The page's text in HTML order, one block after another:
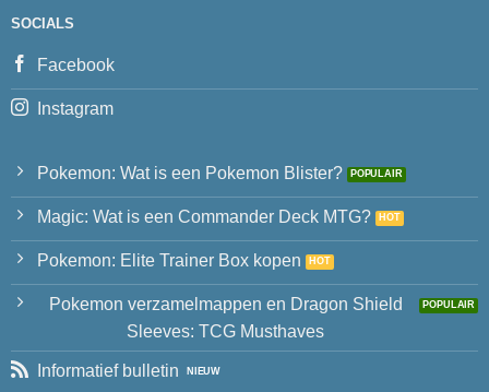
SOCIALS
Facebook
Instagram
Pokemon: Wat is een Pokemon Blister?
Magic: Wat is een Commander Deck MTG?
Pokemon: Elite Trainer Box kopen
Pokemon verzamelmappen en Dragon Shield
Sleeves: TCG Musthaves
Informatief bulletin